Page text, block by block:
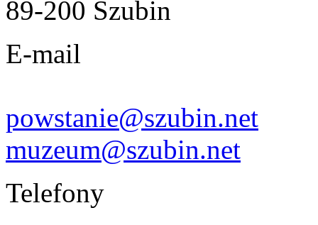
89-200 Szubin
E-mail
powstanie@szubin.net
muzeum@szubin.net
Telefony